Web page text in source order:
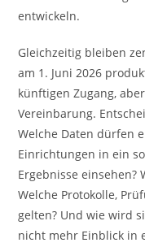
entwickeln.
Gleichzeitig bleiben
am 1. Juni 2026
künftigen Zugang,
Vereinbarung.
Welche Daten dürfen
Einrichtungen in ein
Ergebnisse
Welche Protokolle,
gelten? Und wie wird
nicht mehr Einblick in